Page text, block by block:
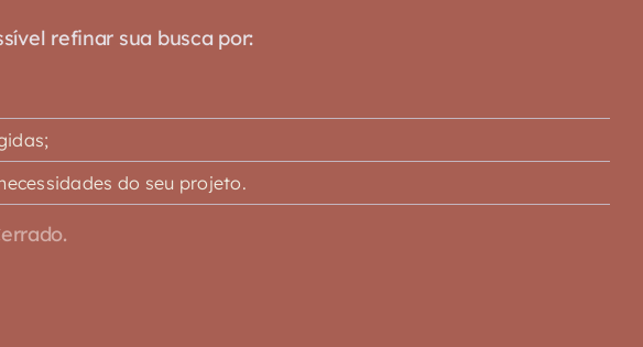
refinar sua busca por:
do seu projeto.